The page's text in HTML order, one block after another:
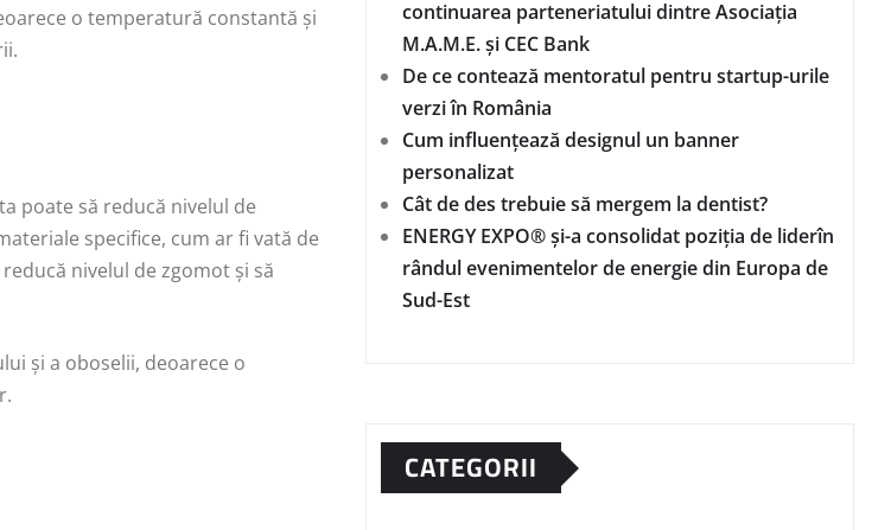
o temperatură constantă și
poate să reducă nivelul de
specifice, cum ar fi vată de
nivelul de zgomot și să
și a oboselii, deoarece o
continuarea parteneriatului dintre Asociația
M.A.M.E. și CEC Bank
De ce contează mentoratul pentru startup-urile
verzi în România
Cum influențează designul un banner
personalizat
Cât de des trebuie să mergem la dentist?
ENERGY EXPO® și-a consolidat poziția de liderîn
rândul evenimentelor de energie din Europa de
Sud-Est
CATEGORII